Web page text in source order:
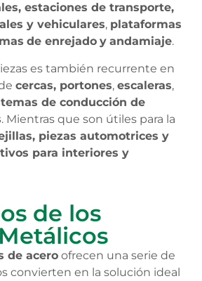
estaciones de transporte,
y vehiculares, plataformas
de enrejado y andamiaje.
es también recurrente en
cercas, portones, escaleras,
de conducción de
. Mientras que son útiles para la
piezas automotrices y
para interiores y
de los
de acero ofrecen una serie de
convierten en la solución ideal